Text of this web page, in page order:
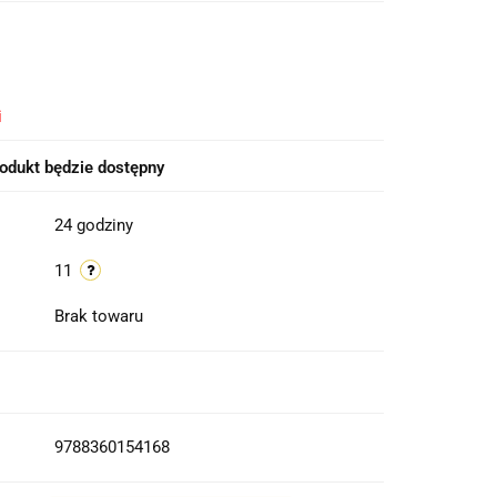
będzie dostępny
24 godziny
11
Brak towaru
9788360154168